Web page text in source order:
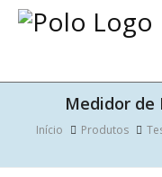
Medidor de
Início Produtos